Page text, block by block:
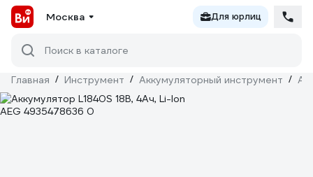
Москва Для юрлиц
Поиск в каталоге
Главная / Инструмент / Аккумуляторный инструмент /